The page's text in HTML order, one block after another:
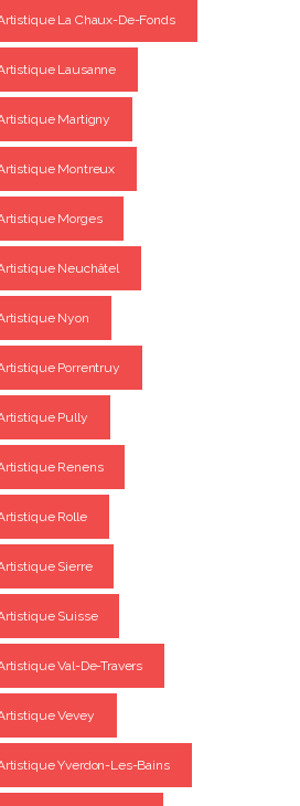
La Chaux-De-Fonds
Lausanne
Martigny
Montreux
Morges
Neuchâtel
Nyon
Porrentruy
Pully
Renens
Rolle
Sierre
Suisse
Val-De-Travers
Vevey
Yverdon-Les-Bains